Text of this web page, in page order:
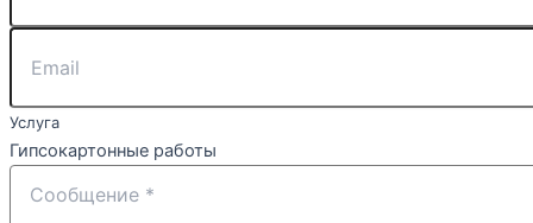
Услуга
Гипсокартонные работы